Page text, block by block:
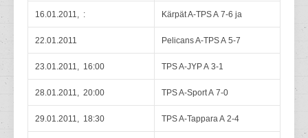
16.01.2011, : Kärpät A-TPS A 7-6 ja
22.01.2011 Pelicans A-TPS A 5-7
23.01.2011, 16:00 TPS A-JYP A 3-1
28.01.2011, 20:00 TPS A-Sport A 7-0
29.01.2011, 18:30 TPS A-Tappara A 2-4